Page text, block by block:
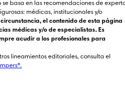
basa en las recomendaciones de
médicas, institucionales y/o
circunstancia, el contenido de esta página
médicas y/o de especialistas. Es
acudir a los profesionales para
lineamientos editoriales, consulta el